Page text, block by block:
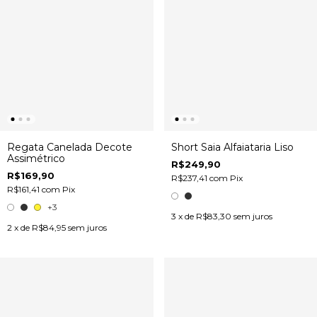
Regata Canelada Decote
Assimétrico
R$169,90
R$161,41 com Pix
+3
2 x de R$84,95 sem juros
Short Saia Alfaiataria Liso
R$249,90
R$237,41 com Pix
3 x de R$83,30 sem juros